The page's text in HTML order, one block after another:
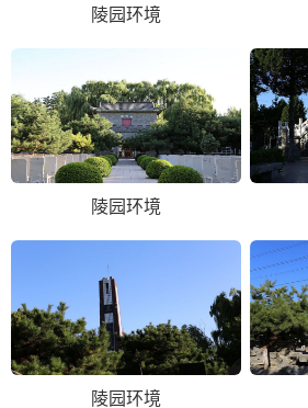
陵园环境
陵园环境
陵园环境